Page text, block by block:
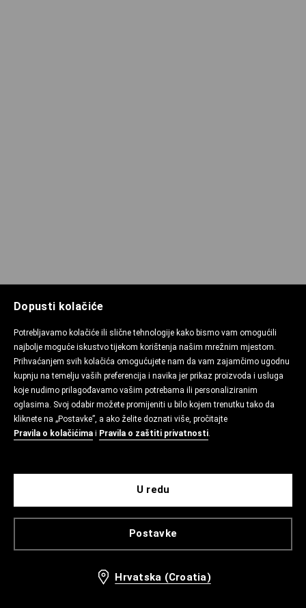
Dopusti kolačiće
Potrebljavamo kolačiće ili slične tehnologije kako bismo vam omogućili
najbolje moguće iskustvo tijekom korištenja našim mrežnim mjestom.
Prihvaćanjem svih kolačića omogućujete nam da vam zajamčimo ugodnu
kupnju na temelju vaših preferencija i navika jer prikaz proizvoda i usluga
koje nudimo prilagođavamo vašim potrebama ili personaliziranim
oglasima. Svoj odabir možete promijeniti u bilo kojem trenutku tako da
kliknete na „Postavke”, a ako želite doznati više, pročitajte
Pravila o kolačićima i Pravila o zaštiti privatnosti.
Postavke
U redu
Hrvatska (Croatia)